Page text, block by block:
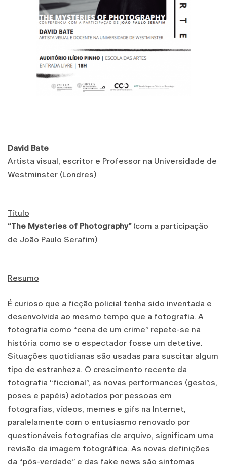
David Bate
Artista visual, escritor e Professor na Universidade de
Westminster (Londres)
Título
“The Mysteries of Photography” (com a participação
de João Paulo Serafim)
Resumo
É curioso que a ficção policial tenha sido inventada e
desenvolvida ao mesmo tempo que a fotografia. A
fotografia como “cena de um crime” repete-se na
história como se o espectador fosse um detetive.
Situações quotidianas são usadas para suscitar algum
tipo de estranheza. O crescimento recente da
fotografia “ficcional”, as novas performances (gestos,
poses e papéis) adotados por pessoas em
fotografias, vídeos, memes e gifs na Internet,
paralelamente com o entusiasmo renovado por
questionáveis fotografias de arquivo, significam uma
revisão da imagem fotográfica. As novas definições
da “pós-verdade” e das fake news são sintomas